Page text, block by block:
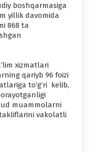
boshqarmasiga
yillik davomida
868 ta
xizmatlari
qariyb 96 foizi
to‘g‘ri kelib,
muammolarni
vakolatli